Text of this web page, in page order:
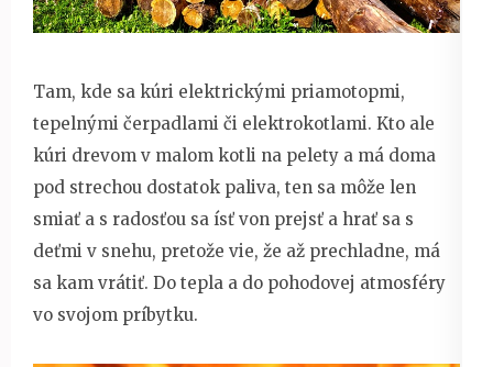
Tam, kde sa kúri elektrickými priamotopmi,
tepelnými čerpadlami či elektrokotlami. Kto ale
kúri drevom v malom kotli na pelety a má doma
pod strechou dostatok paliva, ten sa môže len
smiať a s radosťou sa ísť von prejsť a hrať sa s
deťmi v snehu, pretože vie, že až prechladne, má
sa kam vrátiť. Do tepla a do pohodovej atmosféry
vo svojom príbytku.